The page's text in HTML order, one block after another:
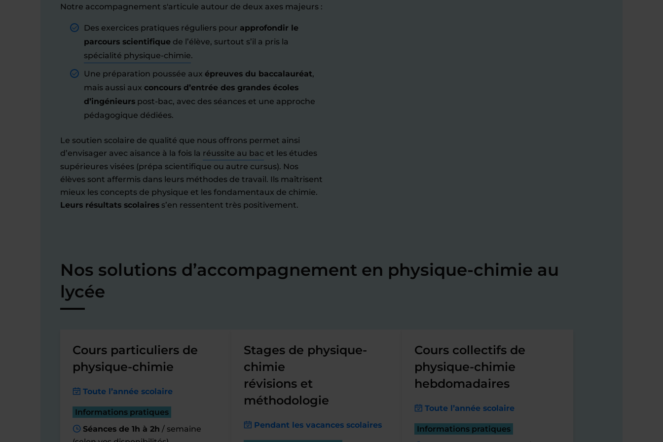
Notre accompagnement s'articule autour de deux axes majeurs :
Des exercices pratiques réguliers pour approfondir le
parcours scientifique de l’élève, surtout s’il a pris la
spécialité physique-chimie.
Une préparation poussée aux épreuves du baccalauréat,
mais aussi aux concours d’entrée des grandes écoles
d’ingénieurs post-bac, avec des séances et une approche
pédagogique dédiées.
Le soutien scolaire de qualité que nous offrons permet ainsi
d’envisager avec aisance à la fois la réussite au bac et les études
supérieures visées (prépa scientifique ou autre cursus). Nos
élèves sont affermis dans leurs méthodes de travail. Ils maîtrisent
mieux les concepts de physique et les fondamentaux de chimie.
Leurs résultats scolaires s’en ressentent très positivement.
Nos solutions d’accompagnement en physique-chimie au
lycée
Cours particuliers de
physique-chimie
Toute l’année scolaire
Informations pratiques
Séances de 1h à 2h / semaine
Stages de physique-
chimie
révisions et
méthodologie
Pendant les vacances scolaires
Cours collectifs de
physique-chimie
hebdomadaires
Toute l’année scolaire
Informations pratiques